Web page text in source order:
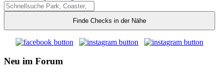
Finde Checks in der Nähe
Neu im Forum